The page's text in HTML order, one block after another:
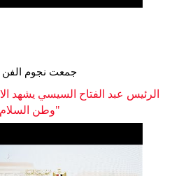
جمعت نجوم
الرئيس عبد الفتاح السيسي يشهد
"وطن